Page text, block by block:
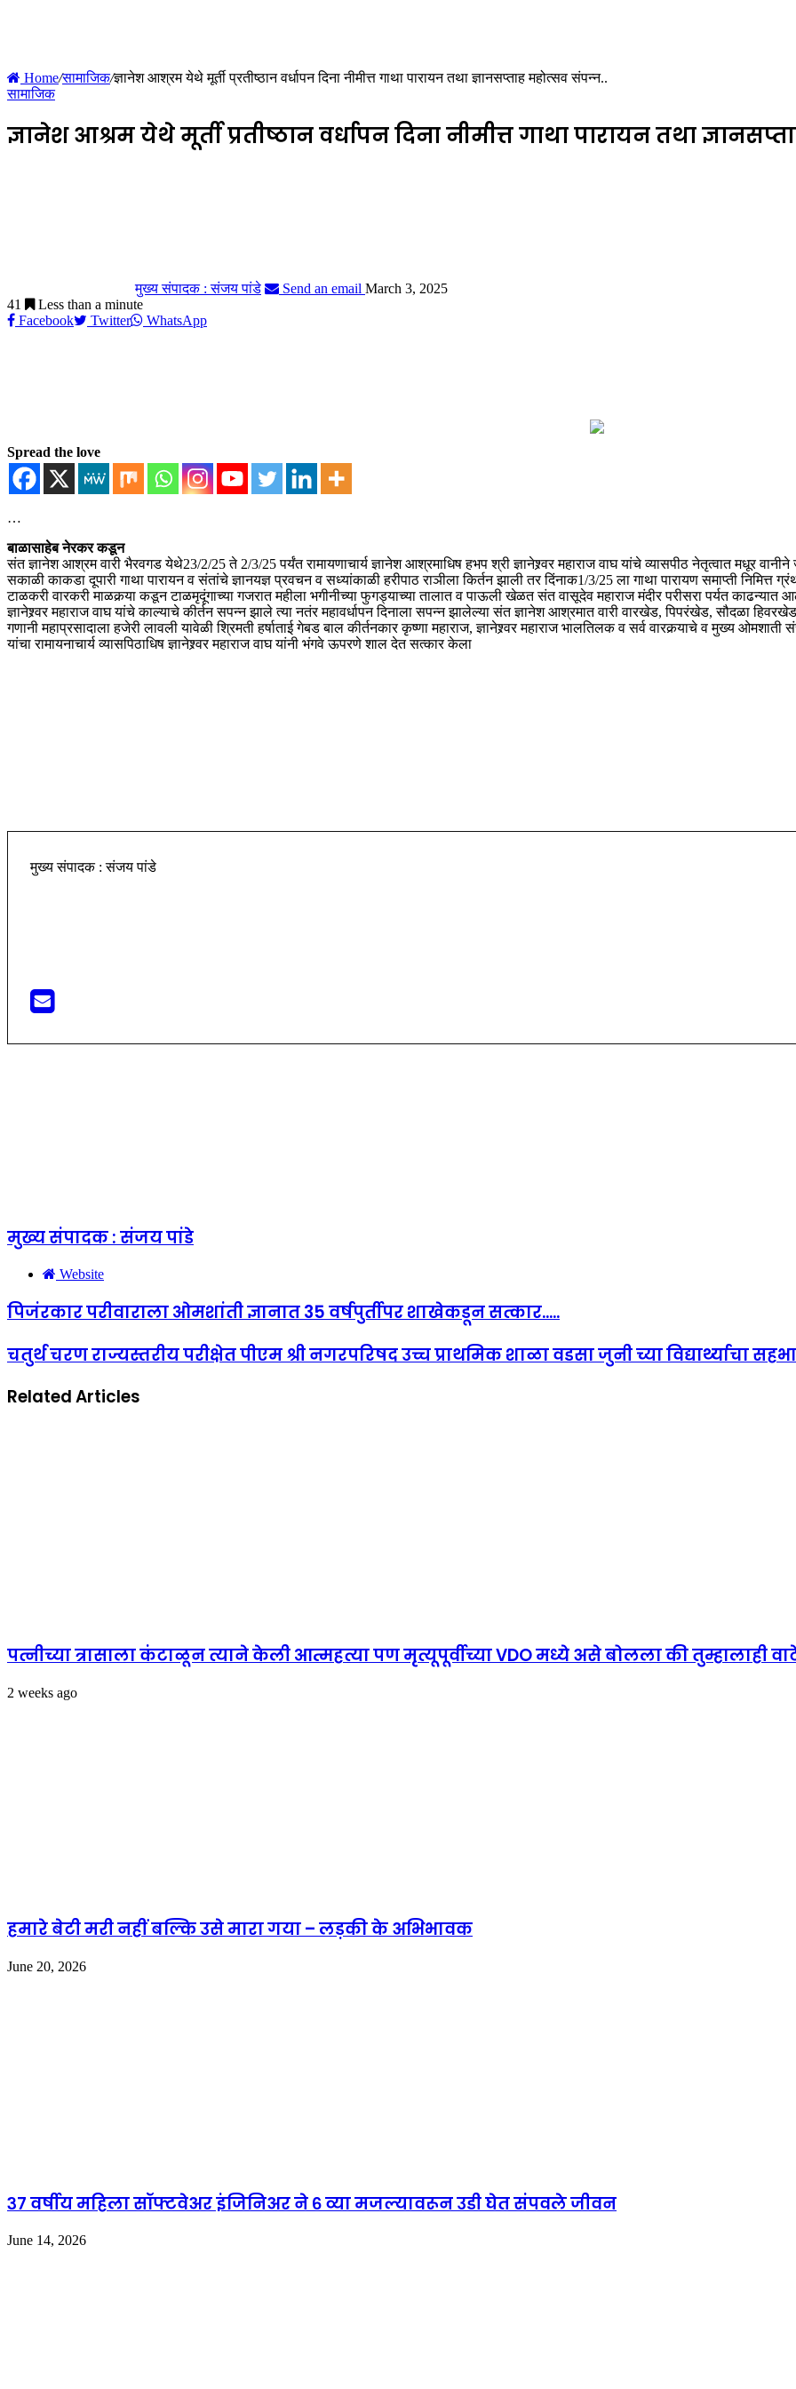
Home/सामाजिक/ज्ञानेश आश्रम येथे मूर्ती प्रतीष्ठान वर्धापन दिना नीमीत्त गाथा पारायन तथा ज्ञानसप्ताह महोत्सव संपन्न..
सामाजिक
ज्ञानेश आश्रम येथे मूर्ती प्रतीष्ठान वर्धापन दिना नीमीत्त गाथा पारायन तथा
मुख्य संपादक : संजय पांडे Send an email March 3, 2025
41
Less than a minute
Facebook
Twitter WhatsApp
Spread the love
…
बाळासाहेब नेरकर कडून
संत ज्ञानेश आश्रम वारी भैरवगड येथे23/2/25 ते 2/3/25 पर्यंत रामायणाचार्य ज्ञानेश आश्रमाधिष हभप श्री ज्ञानेश्र्वर महाराज वाघ यांचे व्यासपीठ नेतृत्वात मधूर
सकाळी काकडा दूपारी गाथा पारायन व संतांचे ज्ञानयज्ञ प्रवचन व सध्यांकाळी हरीपाठ राञीला किर्तन झाली तर दिंनाक1/3/25 ला गाथा पारायण समाप्ती निमित्त
टाळकरी वारकरी माळकर्‍या कडून टाळमृदूंगाच्या गजरात महीला भगीनीच्या फुगड्याच्या तालात व पाऊली खेळत संत वासूदेव महाराज मंदीर परीसरा पर्यत काढन्यात
ज्ञानेश्र्वर महाराज वाघ यांचे काल्याचे कीर्तन सपन्न झाले त्या नतंर महावर्धापन दिनाला सपन्न झालेल्या संत ज्ञानेश आश्रमात वारी वारखेड, पिपरंखेड, सौदळा
गणानी महाप्रसादाला हजेरी लावली यावेळी श्रिमती हर्षाताई गेबड बाल कीर्तनकार कृष्णा महाराज, ज्ञानेश्र्वर महाराज भालतिलक व सर्व वारकर्‍याचे व मुख्य
यांचा रामायनाचार्य व्यासपिठाधिष ज्ञानेश्र्वर महाराज वाघ यांनी भंगवे ऊपरणे शाल देत सत्कार केला
मुख्य संपादक : संजय पांडे
मुख्य संपादक : संजय पांडे
Website
पिजंरकार परीवाराला ओमशांती ज्ञानात 35 वर्षपुर्तीपर शाखेकडून सत्कार.....
चतुर्थ चरण राज्यस्तरीय परीक्षेत पीएम श्री नगरपरिषद उच्च प्राथमिक शाळा वडसा जुनी च्या विद्यार्थ्याचा
Related Articles
पत्नीच्या त्रासाला कंटाळून त्याने केली आत्महत्या पण मृत्यूपूर्वीच्या VDO मध्ये असे बोलला की तुम्हालाही
2 weeks ago
हमारे बेटी मरी नहीं बल्कि उसे मारा गया – लड़की के अभिभावक
June 20, 2026
३७ वर्षीय महिला सॉफ्टवेअर इंजिनिअर ने ६ व्या मजल्यावरून उडी घेत संपवले जीवन
June 14, 2026